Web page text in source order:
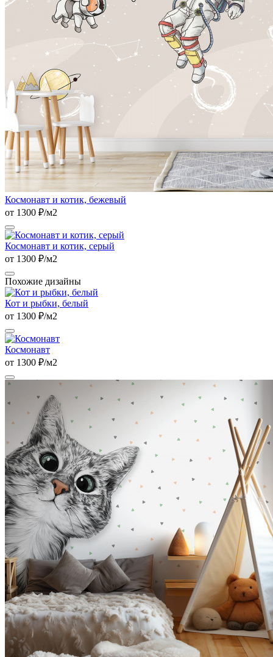
Космонавт и котик, бежевый
от 1300 ₽/м2
Космонавт и котик, серый
от 1300 ₽/м2
Похожие дизайны
Кот и рыбки, белый
от 1300 ₽/м2
Космонавт
от 1300 ₽/м2